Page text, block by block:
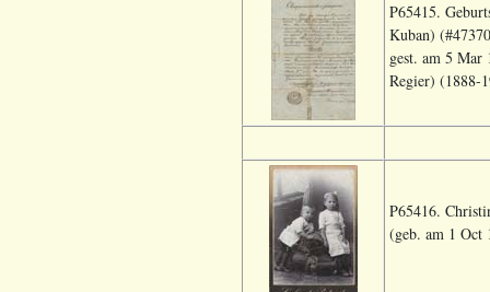
P65415.
Kuban)
gest. am 5
Regier) (1888-
P65416.
(geb. am 1